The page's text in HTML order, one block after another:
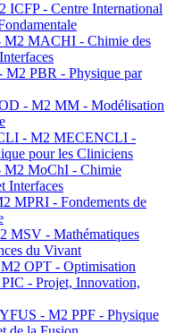
ICFP - Centre International
MACHI - Chimie des
PBR - Physique par
- M2 MM - Modélisation
- M2 MECENCLI -
pour les Cliniciens
MoChI - Chimie
Interfaces
MPRI - Fondements de
MSV - Mathématiques
du Vivant
OPT - Optimisation
- Projet, Innovation,
- M2 PPF - Physique